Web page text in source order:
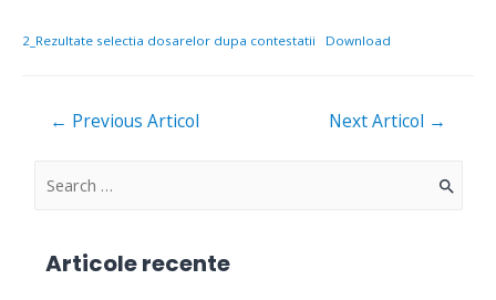
2_Rezultate selectia dosarelor dupa contestatii Download
Navigare
← Previous Articol Next Articol →
S
Articole recente